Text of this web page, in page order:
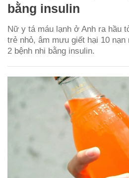
bằng insulin
Nữ y tá máu lạnh ở Anh ra hầu
trẻ nhỏ, âm mưu giết hại 10 nạn
2 bệnh nhi bằng insulin.